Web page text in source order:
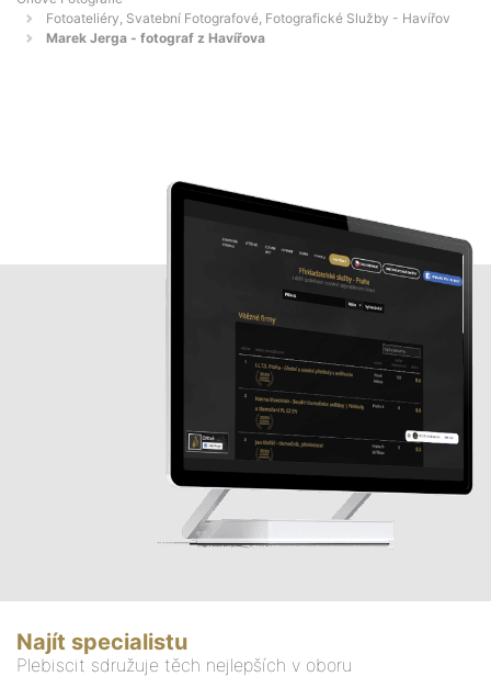
Fotoateliéry, Svatební Fotografové, Fotografické Služby - Havířov
Marek Jerga - fotograf z Havířova
Najít specialistu
Plebiscit sdružuje těch nejlepších v oboru